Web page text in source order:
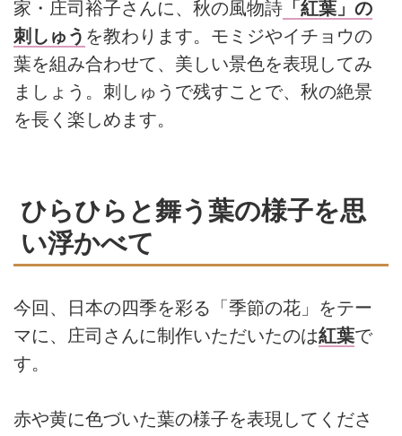
家・庄司裕子さんに、秋の風物詩 「紅葉」の
刺しゅう を教わります。モミジやイチョウの
葉を組み合わせて、美しい景色を表現してみ
ましょう。刺しゅうで残すことで、秋の絶景
を長く楽しめます。
ひらひらと舞う葉の様子を思
い浮かべて
今回、日本の四季を彩る「季節の花」をテー
マに、庄司さんに制作いただいたのは紅葉で
す。
赤や黄に色づいた葉の様子を表現してくださ